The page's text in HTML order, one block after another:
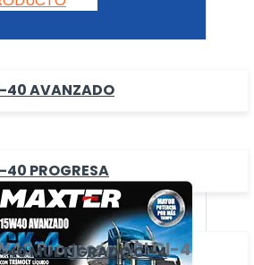
40 AVANZADO
40 PROGRESA
ProgresaAPI CI-4
40 MULTÍGRADO CI-4